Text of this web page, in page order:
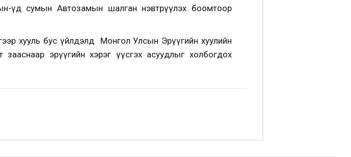
сумын Автозамын шалган нэвтрүүлэх боомтоор
хууль бус үйлдэлд Монгол Улсын Эрүүгийн хуулийн
эрүүгийн хэрэг үүсгэх асуудлыг холбогдох